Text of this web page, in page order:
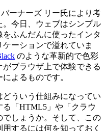
ーナーズ リー氏により考
今日、ウェブはシンプル
ふんだんに使ったインタ
ーションで溢れていま
のような革新的で色彩
ブラウザ上で体験できる
よるものです。
ういう仕組みになってい
「HTML5」や「クラウ
でしょうか。そして、この
するには何を知っておく